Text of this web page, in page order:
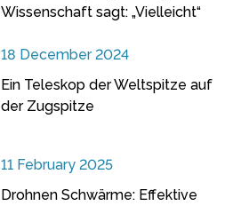
Wissenschaft sagt: „Vielleicht“
18 December 2024
Ein Teleskop der Weltspitze auf
der Zugspitze
11 February 2025
Drohnen Schwärme: Effektive